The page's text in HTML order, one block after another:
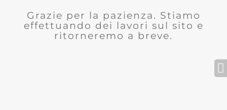
Grazie per la pazienza. Stiamo
effettuando dei lavori sul sito e
ritorneremo a breve.